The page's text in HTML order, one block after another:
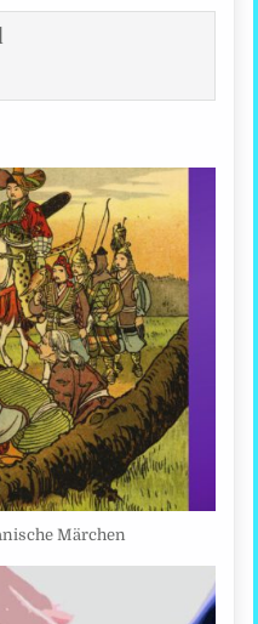
Märchen